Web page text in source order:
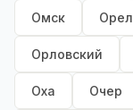
Омск Орел
Орловский
Оха Очер